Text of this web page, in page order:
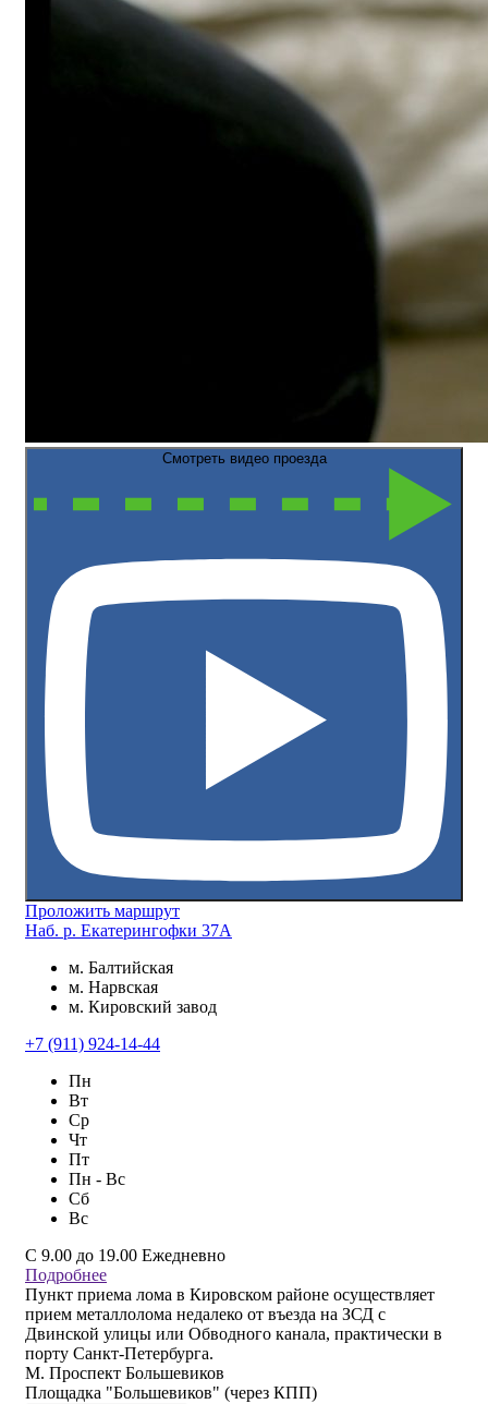
Смотреть видео проезда
Проложить маршрут
Наб. р. Екатерингофки 37А
м. Балтийская
м. Нарвская
м. Кировский завод
+7 (911) 924-14-44
Пн
Вт
Ср
Чт
Пт
Пн - Вс
Сб
Вс
С 9.00 до 19.00 Ежедневно
Подробнее
Пункт приема лома в Кировском районе осуществляет
прием металлолома недалеко от въезда на ЗСД с
Двинской улицы или Обводного канала, практически в
порту Санкт-Петербурга.
М. Проспект Большевиков
Площадка "Большевиков" (через КПП)